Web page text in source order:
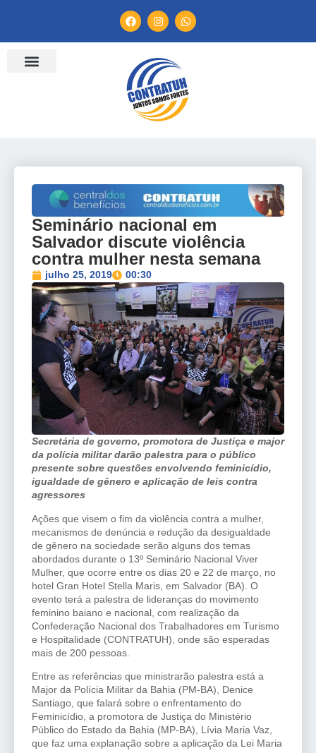
Seminário nacional em
Salvador discute violência
contra mulher nesta semana
julho 25, 2019 00:30
Secretária de governo, promotora de Justiça e major
da polícia militar darão palestra para o público
presente sobre questões envolvendo feminicídio,
igualdade de gênero e aplicação de leis contra
agressores
Ações que visem o fim da violência contra a mulher,
mecanismos de denúncia e redução da desigualdade
de gênero na sociedade serão alguns dos temas
abordados durante o 13º Seminário Nacional Viver
Mulher, que ocorre entre os dias 20 e 22 de março, no
hotel Gran Hotel Stella Maris, em Salvador (BA). O
evento terá a palestra de lideranças do movimento
feminino baiano e nacional, com realização da
Confederação Nacional dos Trabalhadores em Turismo
e Hospitalidade (CONTRATUH), onde são esperadas
mais de 200 pessoas.
Entre as referências que ministrarão palestra está a
Major da Polícia Militar da Bahia (PM-BA), Denice
Santiago, que falará sobre o enfrentamento do
Feminicídio, a promotora de Justiça do Ministério
Público do Estado da Bahia (MP-BA), Lívia Maria Vaz,
que faz uma explanação sobre a aplicação da Lei Maria